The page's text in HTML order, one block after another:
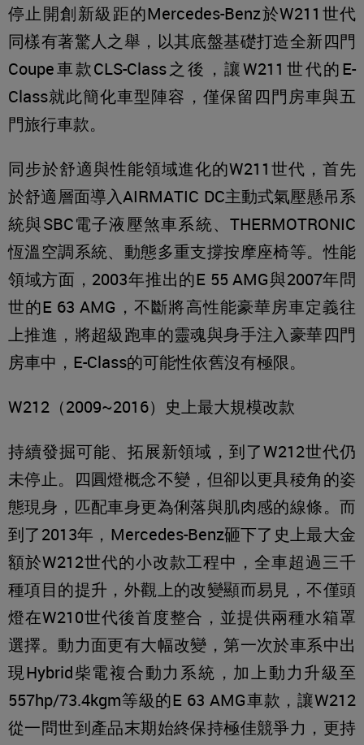
停止開創新級距的Mercedes-Benz於W211世代
同樣有著驚人之舉，以其底盤基礎打造全新四門
Coupe車款CLS-Class之後，讓W211世代的E-
Class就此簡化車型陣容，僅保留四門房車與五
門旅行車款。
同步於舒適與性能領域進化的W211世代，首先
於舒適層面導入AIRMATIC DC主動式氣壓懸吊系
統與SBC電子液壓煞車系統、THERMOTRONIC
恆溫空調系統、動態多重支撐按摩座椅等。性能
領域方面，2003年推出的E 55 AMG與2007年問
世的E 63 AMG，不斷將高性能豪華房車定義往
上推進，將超級跑車的靈魂與身手注入豪華四門
房車中，E-Class的可能性依舊沒有極限。
W212（2009~2016）史上最大規模改款
持續發掘可能、拓展新領域，到了W212世代仍
未停止。四圓燈概念不變，但卻以更具稜角的姿
態現身，匹配車身更為俐落與肌肉感的線條。而
到了2013年，Mercedes-Benz砸下了史上最大金
額於W212世代的小改款工程中，全車超過三千
種項目的提升，外觀上的改變顯而易見，不僅頭
燈在W210世代後首度整合，並提供兩種水箱罩
選擇。動力面更有大幅改變，第一次於車系中出
現Hybrid柴電複合動力系統，加上動力升級至
557hp/73.4kgm等級的E 63 AMG車款，讓W212
從一問世到產品末期始終保持極佳競爭力，更持